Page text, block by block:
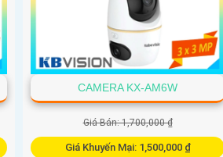
CAMERA KX-AM6W
Giá Bán: 1,700,000 ₫
Giá Khuyến Mại: 1,500,000 ₫